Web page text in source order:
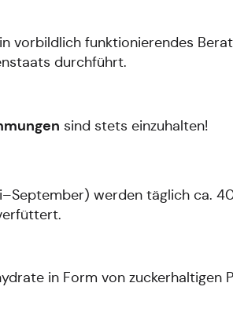
vorbildlich funktionierendes
durchführt.
sind stets einzuhalten!
werden täglich ca.
in Form von zuckerhaltigen